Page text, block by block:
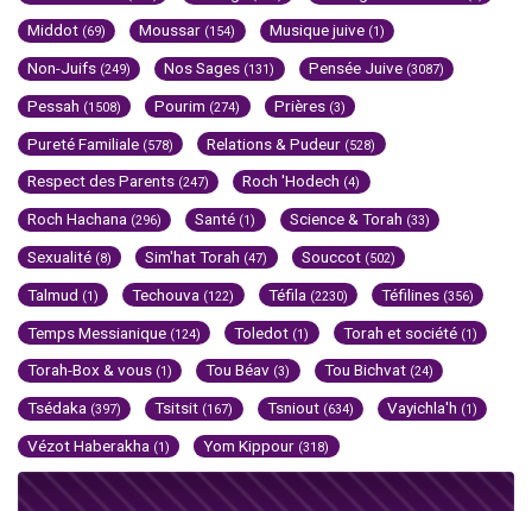
Middot (69) Moussar (154) Musique juive (1)
Non-Juifs (249) Nos Sages (131) Pensée Juive (3087)
Pessah (1508) Pourim (274) Prières (3)
Pureté Familiale (578) Relations & Pudeur (528)
Respect des Parents (247) Roch 'Hodech (4)
Roch Hachana (296) Santé (1) Science & Torah (33)
Sexualité (8) Sim'hat Torah (47) Souccot (502)
Talmud (1) Techouva (122) Téfila (2230) Téfilines (356)
Temps Messianique (124) Toledot (1) Torah et société (1)
Torah-Box & vous (1) Tou Béav (3) Tou Bichvat (24)
Tsédaka (397) Tsitsit (167) Tsniout (634) Vayichla'h (1)
Vézot Haberakha (1) Yom Kippour (318)